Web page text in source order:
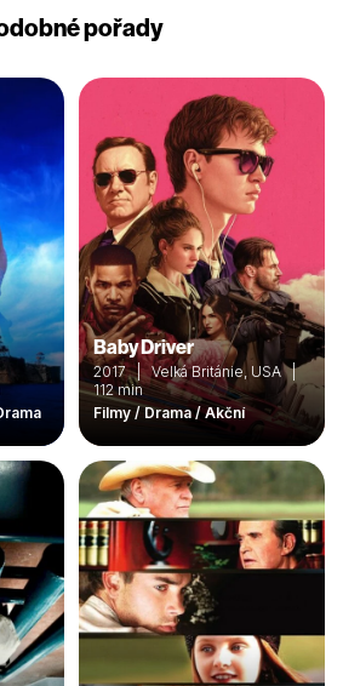
pořady
Baby Driver
2017 | Velká Británie, USA |
112 min
Filmy / Drama / Akční